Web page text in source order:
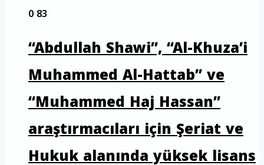
083
“Abdullah Shawi”, “Al-Khuza’i
Muhammed Al-Hattab” ve
“Muhammed Haj Hassan”
araştırmacıları için Şeriat ve
Hukuk alanında yüksek lisans